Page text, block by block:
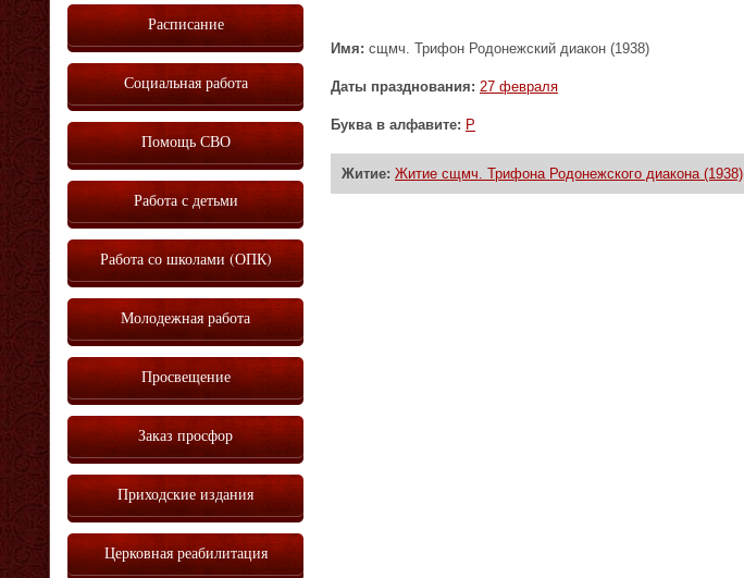
Имя: сщмч. Трифон Родонежский диакон (1938)
Даты празднования: 27 февраля
Буква в алфавите: Р
Житие: Житие сщмч. Трифона Родонежского диакона (1938)
Расписание
Социальная работа
Помощь СВО
Работа с детьми
Работа со школами (ОПК)
Молодежная работа
Просвещение
Заказ просфор
Приходские издания
Церковная реабилитация